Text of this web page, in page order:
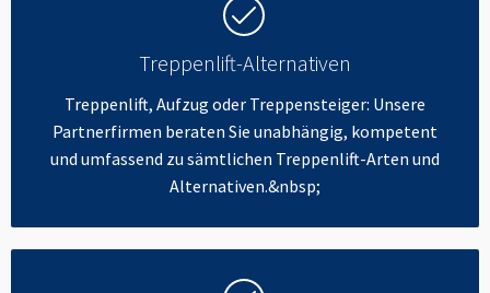
Treppenlift-Alternativen
Treppenlift, Aufzug oder Treppensteiger: Unsere
Partnerfirmen beraten Sie unabhängig, kompetent
und umfassend zu sämtlichen Treppenlift-Arten und
Alternativen.&nbsp;